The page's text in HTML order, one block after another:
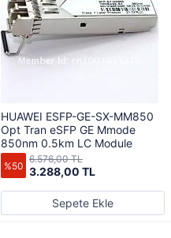
HUAWEI ESFP-GE-SX-MM850
Opt Tran eSFP GE Mmode
850nm 0.5km LC Module
%50 3.288,00 TL
6.576,00 TL
Sepete Ekle